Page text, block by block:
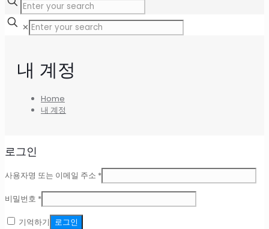
✕
내 계정
Home
내 계정
로그인
사용자명 또는 이메일 주소 *필
수
항
목
비밀번호 *필
수
항
기억하기 로그인